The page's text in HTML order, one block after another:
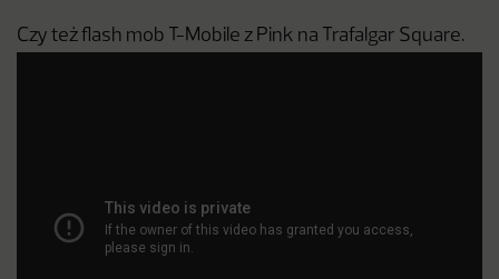
Czy też flash mob T-Mobile z Pink na Trafalgar Square.